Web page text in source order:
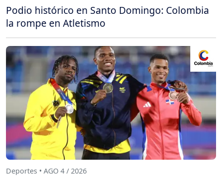
Podio histórico en Santo Domingo: Colombia
la rompe en Atletismo
Deportes • AGO 4 / 2026